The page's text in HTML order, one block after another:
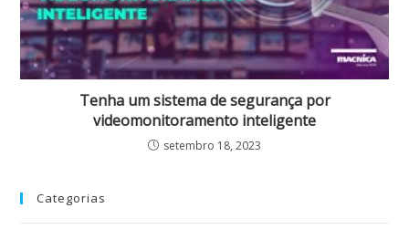
Tenha um sistema de segurança por
videomonitoramento inteligente
setembro 18, 2023
Categorias